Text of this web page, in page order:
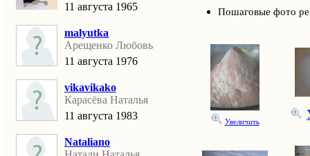
11 августа 1965
malyutka
Арещенко Любовь
11 августа 1976
vikavikako
Карасёва Наталья
11 августа 1983
Nataliano
Пошаговые фото
Увеличить